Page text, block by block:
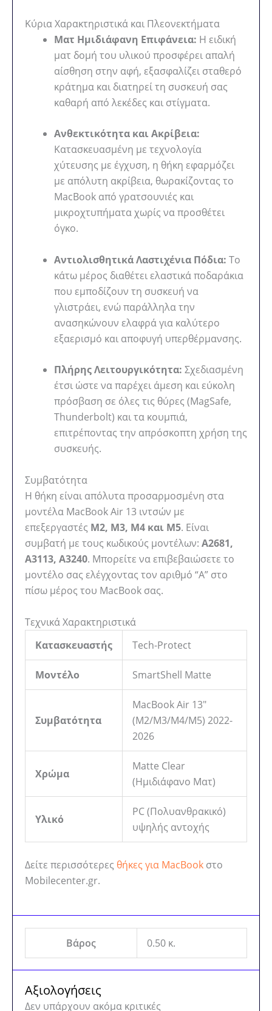
Κύρια Χαρακτηριστικά και Πλεονεκτήματα
Ματ Ημιδιάφανη Επιφάνεια: Η ειδική
ματ δομή του υλικού προσφέρει απαλή
αίσθηση στην αφή, εξασφαλίζει σταθερό
κράτημα και διατηρεί τη συσκευή σας
καθαρή από λεκέδες και στίγματα.
Ανθεκτικότητα και Ακρίβεια:
Κατασκευασμένη με τεχνολογία
χύτευσης με έγχυση, η θήκη εφαρμόζει
με απόλυτη ακρίβεια, θωρακίζοντας το
MacBook από γρατσουνιές και
μικροχτυπήματα χωρίς να προσθέτει
όγκο.
Αντιολισθητικά Λαστιχένια Πόδια: Το
κάτω μέρος διαθέτει ελαστικά ποδαράκια
που εμποδίζουν τη συσκευή να
γλιστράει, ενώ παράλληλα την
ανασηκώνουν ελαφρά για καλύτερο
εξαερισμό και αποφυγή υπερθέρμανσης.
Πλήρης Λειτουργικότητα: Σχεδιασμένη
έτσι ώστε να παρέχει άμεση και εύκολη
πρόσβαση σε όλες τις θύρες (MagSafe,
Thunderbolt) και τα κουμπιά,
επιτρέποντας την απρόσκοπτη χρήση της
συσκευής.
Συμβατότητα
Η θήκη είναι απόλυτα προσαρμοσμένη στα
μοντέλα MacBook Air 13 ιντσών με
επεξεργαστές M2, M3, M4 και M5. Είναι
συμβατή με τους κωδικούς μοντέλων: A2681,
A3113, A3240. Μπορείτε να επιβεβαιώσετε το
μοντέλο σας ελέγχοντας τον αριθμό “A” στο
πίσω μέρος του MacBook σας.
Τεχνικά Χαρακτηριστικά
Κατασκευαστής
Tech-Protect
Μοντέλο SmartShell Matte
Συμβατότητα
MacBook Air 13″
(M2/M3/M4/M5) 2022-
2026
Χρώμα
Matte Clear
(Ημιδιάφανο Ματ)
Υλικό
PC (Πολυανθρακικό)
υψηλής αντοχής
Δείτε περισσότερες θήκες για MacBook στο
Mobilecenter.gr.
Βάρος 0.50 κ.
Αξιολογήσεις
Δεν υπάρχουν ακόμα κριτικές